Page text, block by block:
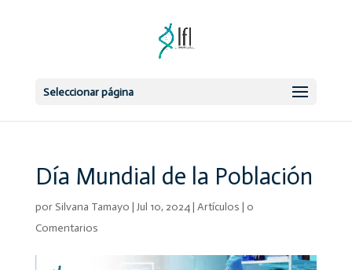
Seleccionar página
Día Mundial de la Población
por Silvana Tamayo | Jul 10, 2024| Artículos | 0
Comentarios